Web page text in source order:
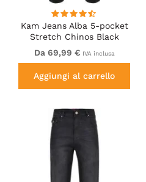
Kam Jeans Alba 5-pocket
Stretch Chinos Black
Da 69,99 € IVA inclusa
Aggiungi al carrello